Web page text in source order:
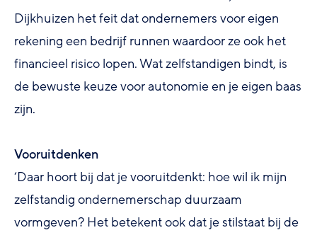
Dijkhuizen het feit dat ondernemers voor eigen
rekening een bedrijf runnen waardoor ze ook het
financieel risico lopen. Wat zelfstandigen bindt, is
de bewuste keuze voor autonomie en je eigen baas
zijn.
Vooruitdenken
‘Daar hoort bij dat je vooruitdenkt: hoe wil ik mijn
zelfstandig ondernemerschap duurzaam
vormgeven? Het betekent ook dat je stilstaat bij de